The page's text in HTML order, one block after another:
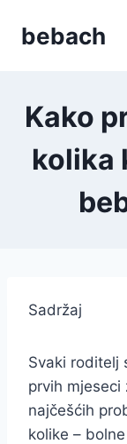
bebach
Kako
kolika
Sadržaj
Svaki roditelj
prvih
najčešćih
kolike –